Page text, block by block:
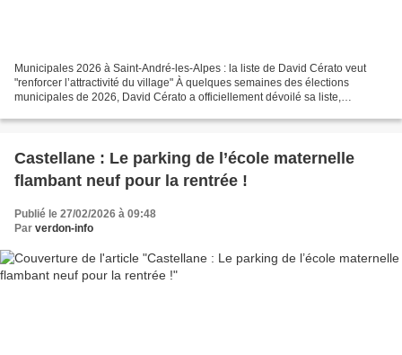
Municipales 2026 à Saint-André-les-Alpes : la liste de David Cérato veut
"renforcer l’attractivité du village" À quelques semaines des élections
municipales de 2026, David Cérato a officiellement dévoilé sa liste,
Castellane : Le parking de l’école maternelle
flambant neuf pour la rentrée !
Publié le 27/02/2026 à 09:48
Par verdon-info